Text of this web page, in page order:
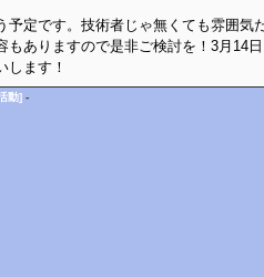
予定です。技術者じゃ無くても雰囲気
もありますので是非ご検討を！3月14
します！
動] -